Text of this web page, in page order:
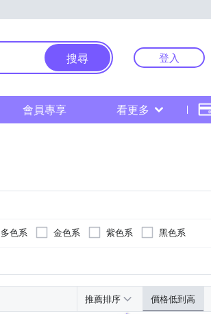
搜尋 登入
會員專享 看更多
多色系 金色系 紫色系
黑色系
推薦排序 價格低到高